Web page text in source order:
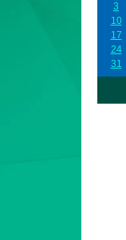
3
10
17
24
31